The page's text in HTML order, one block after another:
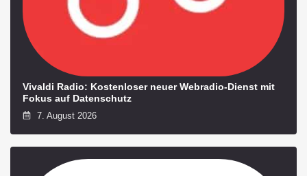
Vivaldi Radio: Kostenloser neuer Webradio-Dienst mit
Fokus auf Datenschutz
7. August 2026